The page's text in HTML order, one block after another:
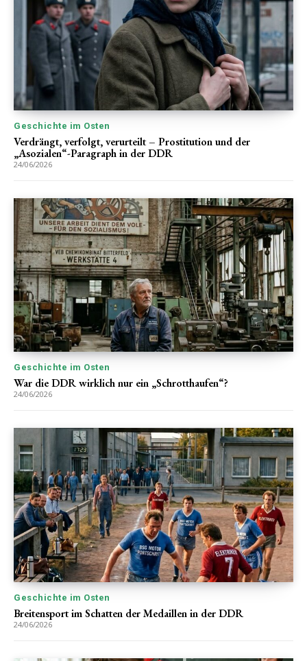
Geschichte im Osten
Verdrängt, verfolgt, verurteilt – Prostitution und der
„Asozialen“-Paragraph in der DDR
24/06/2026
Geschichte im Osten
War die DDR wirklich nur ein „Schrotthaufen“?
24/06/2026
Geschichte im Osten
Breitensport im Schatten der Medaillen in der DDR
24/06/2026